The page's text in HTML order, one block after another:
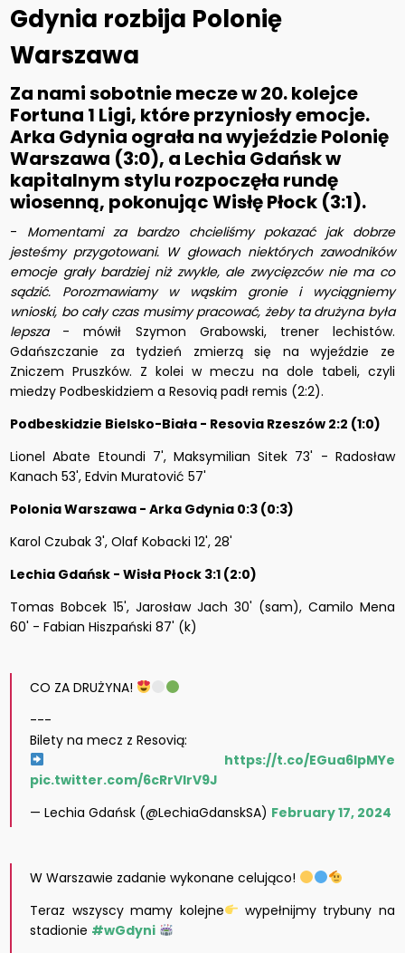
Gdynia rozbija Polonię
Warszawa
Za nami sobotnie mecze w 20. kolejce
Fortuna 1 Ligi, które przyniosły emocje.
Arka Gdynia ograła na wyjeździe Polonię
Warszawa (3:0), a Lechia Gdańsk w
kapitalnym stylu rozpoczęła rundę
wiosenną, pokonując Wisłę Płock (3:1).
- Momentami za bardzo chcieliśmy pokazać jak dobrze
jesteśmy przygotowani. W głowach niektórych zawodników
emocje grały bardziej niż zwykle, ale zwycięzców nie ma co
sądzić. Porozmawiamy w wąskim gronie i wyciągniemy
wnioski, bo cały czas musimy pracować, żeby ta drużyna była
lepsza- mówił Szymon Grabowski, trener lechistów.
Gdańszczanie za tydzień zmierzą się na wyjeździe ze
Zniczem Pruszków. Z kolei w meczu na dole tabeli, czyli
miedzy Podbeskidziem a Resovią padł remis (2:2).
Podbeskidzie Bielsko-Biała - Resovia Rzeszów 2:2 (1:0)
Lionel Abate Etoundi 7', Maksymilian Sitek 73' - Radosław
Kanach 53', Edvin Muratović 57'
Polonia Warszawa - Arka Gdynia 0:3 (0:3)
Karol Czubak 3', Olaf Kobacki 12', 28'
Lechia Gdańsk - Wisła Płock 3:1 (2:0)
Tomas Bobcek 15', Jarosław Jach 30' (sam), Camilo Mena
60' - Fabian Hiszpański 87' (k)
CO ZA DRUŻYNA!
---
Bilety na mecz z Resovią:
https://t.co/EGua6lpMYe
pic.twitter.com/6cRrVIrV9J
— Lechia Gdańsk (@LechiaGdanskSA) February 17, 2024
W Warszawie zadanie wykonane celująco!
Teraz wszyscy mamy kolejne
wypełnijmy trybuny na
stadionie #wGdyni